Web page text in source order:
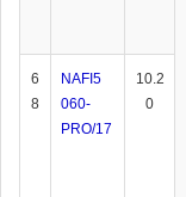
6
8
NAFI5
060-
PRO/17
10.2
0